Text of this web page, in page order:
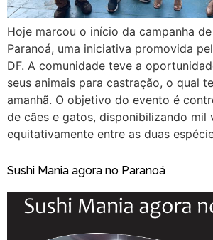
Hoje marcou o início da campanha
Paranoá, uma iniciativa promovida
DF. A comunidade teve a
seus animais para castração, o qual
amanhã. O objetivo do evento é
de cães e gatos, disponibilizando mil
equitativamente entre as duas
Sushi Mania agora no Paranoá